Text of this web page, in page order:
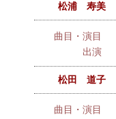
松浦 寿美
曲目・演目
出演
松田 道子
曲目・演目